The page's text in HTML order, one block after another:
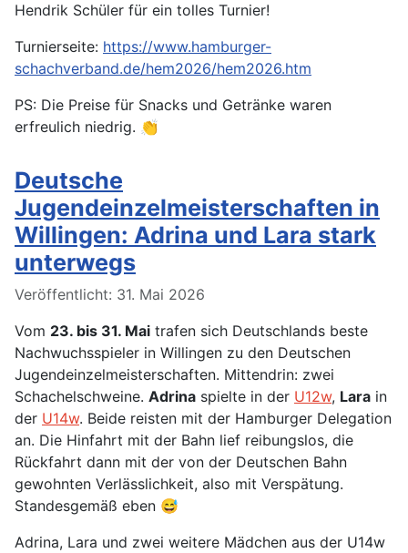
Hendrik Schüler für ein tolles Turnier!
Turnierseite: https://www.hamburger-
schachverband.de/hem2026/hem2026.htm
PS: Die Preise für Snacks und Getränke waren
erfreulich niedrig. 👏
Deutsche
Jugendeinzelmeisterschaften in
Willingen: Adrina und Lara stark
unterwegs
Details
Veröffentlicht: 31. Mai 2026
Vom 23. bis 31. Mai trafen sich Deutschlands beste
Nachwuchsspieler in Willingen zu den Deutschen
Jugendeinzelmeisterschaften. Mittendrin: zwei
Schachelschweine. Adrina spielte in der U12w, Lara in
der U14w. Beide reisten mit der Hamburger Delegation
an. Die Hinfahrt mit der Bahn lief reibungslos, die
Rückfahrt dann mit der von der Deutschen Bahn
gewohnten Verlässlichkeit, also mit Verspätung.
Standesgemäß eben 😅
Adrina, Lara und zwei weitere Mädchen aus der U14w